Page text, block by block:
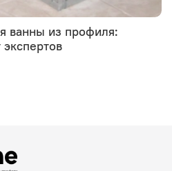
ванны из профиля: